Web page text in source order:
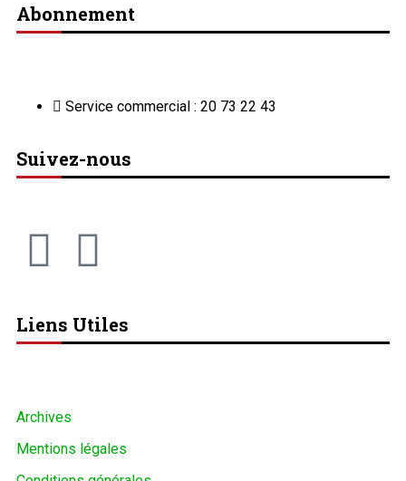
Abonnement
Service commercial : 20 73 22 43
Suivez-nous
Liens Utiles
Archives
Mentions légales